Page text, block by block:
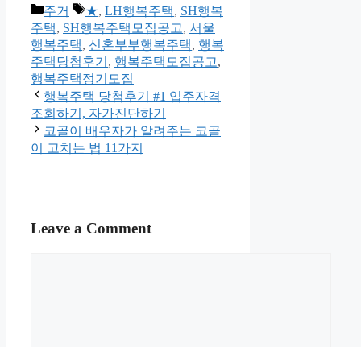
Categories
주거 Tags
★, LH행복주택, SH행복
주택, SH행복주택모집공고, 서울
행복주택, 신혼부부행복주택, 행복
주택당첨후기 , 행복주택모집공고,
행복주택정기모집
행복주택 당첨후기 #1 입주자격
조회하기, 자가진단하기
코골이 배우자가 알려주는 코골
이 고치는 법 11가지
Leave a Comment